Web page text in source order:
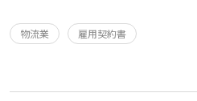
物流業 雇用契約書